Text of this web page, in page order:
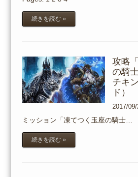
続きを読む »
攻略
の騎
チキ
ド）
2017/
ミッション「凍てつく玉座の騎士…
続きを読む »